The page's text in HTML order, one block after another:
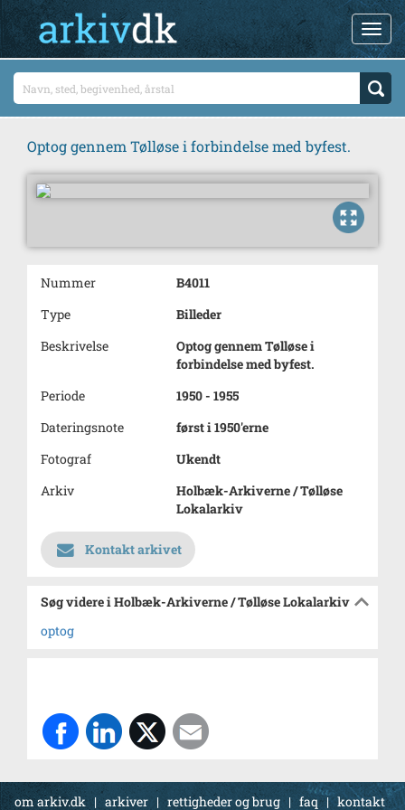
Optog gennem Tølløse i forbindelse med byfest.
Nummer
B4011
Type
Billeder
Beskrivelse
Optog gennem Tølløse i
forbindelse med byfest.
Periode
1950 - 1955
Dateringsnote
først i 1950'erne
Fotograf
Ukendt
Arkiv
Holbæk-Arkiverne / Tølløse
Lokalarkiv
Kontakt arkivet
Søg videre i Holbæk-Arkiverne / Tølløse Lokalarkiv
optog
om arkiv.dk | arkiver | rettigheder og brug | faq | kontakt